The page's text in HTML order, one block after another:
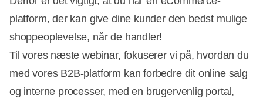
platform, der kan give dine kunder den bedst mulige
shoppeoplevelse, når de handler!
Til vores næste webinar, fokuserer vi på, hvordan du
med vores B2B-platform kan forbedre dit online salg
og interne processer, med en brugervenlig portal,